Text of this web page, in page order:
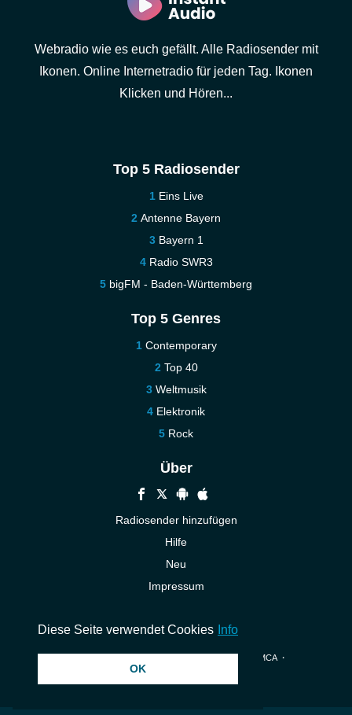
Webradio wie es euch gefällt. Alle Radiosender mit
Ikonen. Online Internetradio für jeden Tag. Ikonen
Klicken und Hören...
Top 5 Radiosender
Eins Live
Antenne Bayern
Bayern 1
Radio SWR3
bigFM - Baden-Württemberg
Top 5 Genres
Contemporary
Top 40
Weltmusik
Elektronik
Rock
Über
Radiosender hinzufügen
Hilfe
Neu
Impressum
DMCA・
Datenschutzerklärung
Diese Seite verwendet Cookies Info
OK